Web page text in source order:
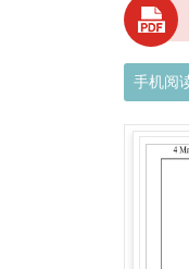
手机阅